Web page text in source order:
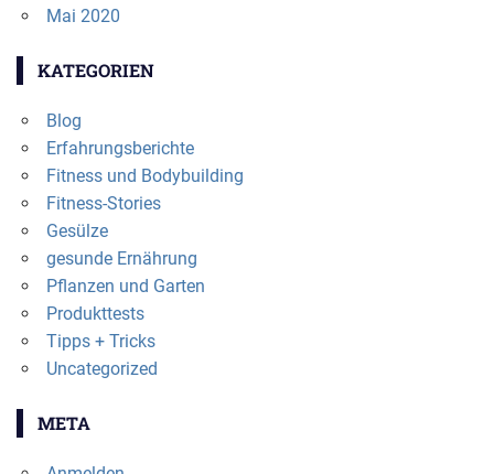
Mai 2020
KATEGORIEN
Blog
Erfahrungsberichte
Fitness und Bodybuilding
Fitness-Stories
Gesülze
gesunde Ernährung
Pflanzen und Garten
Produkttests
Tipps + Tricks
Uncategorized
META